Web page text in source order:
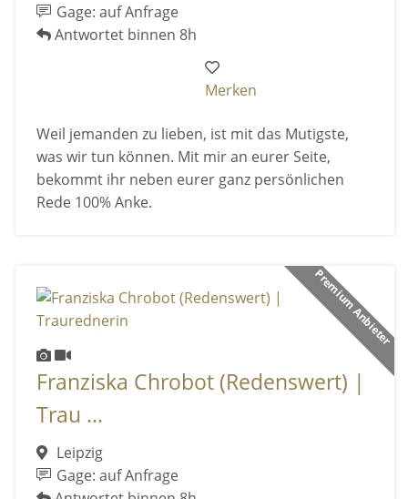
Gage: auf Anfrage
Antwortet binnen 8h
Merken
Weil jemanden zu lieben, ist mit das Mutigste,
was wir tun können. Mit mir an eurer Seite,
bekommt ihr neben eurer ganz persönlichen
Rede 100% Anke.
Premium Anbieter
Franziska Chrobot (Redenswert) |
Trau ...
Leipzig
Gage: auf Anfrage